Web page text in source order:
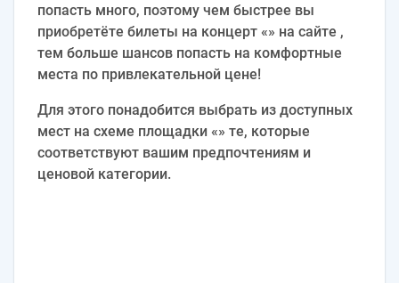
попасть много, поэтому чем быстрее вы
приобретёте билеты на концерт «» на сайте ,
тем больше шансов попасть на комфортные
места по привлекательной цене!
Для этого понадобится выбрать из доступных
мест на схеме площадки «» те, которые
соответствуют вашим предпочтениям и
ценовой категории.